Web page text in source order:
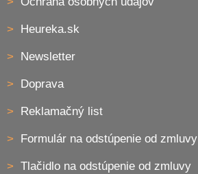
Heureka.sk
Newsletter
Doprava
Reklamačný list
Formulár na odstúpenie od zmluvy
Tlačidlo na odstúpenie od zmluvy